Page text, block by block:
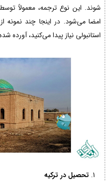
شوند. این نوع ترجمه، معمولاً
امضا می‌شود. در اینجا چند نمونه
استانبولی نیاز پیدا می‌کنید، آورده
تحصیل در ترکیه